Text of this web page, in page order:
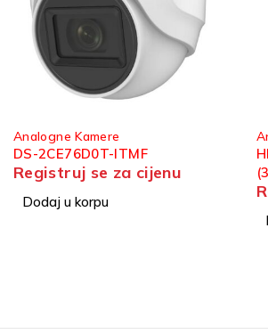
Analogne Kamere
HIKVISION DS-2CE72HFT-F
(3,6MM) TURBO HD DOME